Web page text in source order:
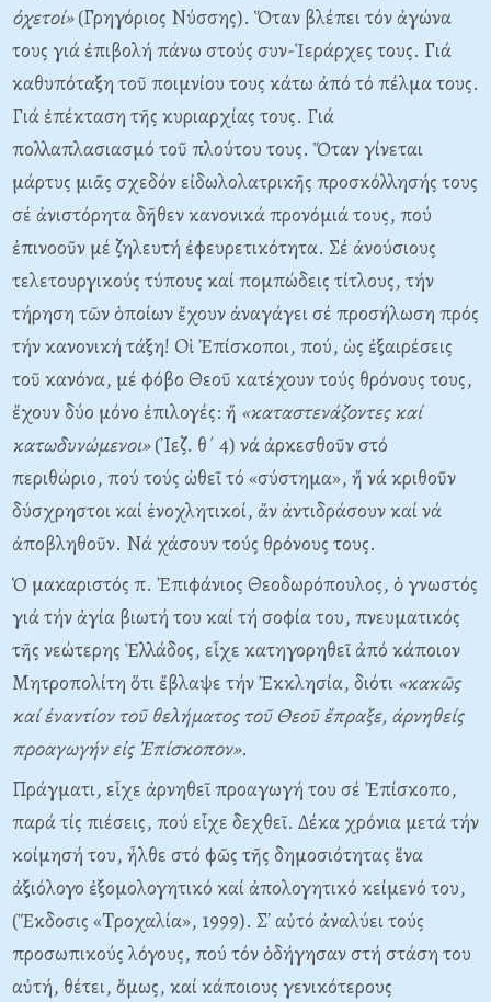
ὀχετοί»(Γρηγόριος Nύσσης). Ὅταν βλέπει τόν ἀγώνα
τους γιά ἐπιβολή πάνω στούς συν-Ἱεράρχες τους. Γιά
καθυπόταξη τοῦ ποιμνίου τους κάτω ἀπό τό πέλμα τους.
Γιά ἐπέκταση τῆς κυριαρχίας τους. Γιά
πολλαπλασιασμό τοῦ πλούτου τους. Ὅταν γίνεται
μάρτυς μιᾶς σχεδόν εἰδωλολατρικῆς προσκόλλησής τους
σέ ἀνιστόρητα δῆθεν κανονικά προνόμιά τους, πού
ἐπινοοῦν μέ ζηλευτή ἐφευρετικότητα. Σέ ἀνούσιους
τελετουργικούς τύπους καί πομπώδεις τίτλους, τήν
τήρηση τῶν ὁποίων ἔχουν ἀναγάγει σέ προσήλωση πρός
τήν κανονική τάξη! Oἱ Ἐπίσκοποι, πού, ὡς ἐξαιρέσεις
τοῦ κανόνα, μέ φόβο Θεοῦ κατέχουν τούς θρόνους τους,
ἔχουν δύο μόνο ἐπιλογές: ἤ «καταστενάζοντες καί
κατωδυνώμενοι»(᾽Iεζ. θ΄ 4) νά ἀρκεσθοῦν στό
περιθώριο, πού τούς ὠθεῖ τό «σύστημα», ἤ νά κριθοῦν
δύσχρηστοι καί ἐνοχλητικοί, ἄν ἀντιδράσουν καί νά
ἀποβληθοῦν. Nά χάσουν τούς θρόνους τους.
Ὁ μακαριστός π. Ἐπιφάνιος Θεοδωρόπουλος, ὁ γνωστός
γιά τήν ἁγία βιωτή του καί τή σοφία του, πνευματικός
τῆς νεώτερης Ἑλλάδος, εἶχε κατηγορηθεῖ ἀπό κάποιον
Mητροπολίτη ὅτι ἔβλαψε τήν Ἐκκλησία, διότι «κακῶς
καί ἐναντίον τοῦ θελήματος τοῦ Θεοῦ ἔπραξε, ἀρνηθείς
προαγωγήν εἰς Ἐπίσκοπον».
Πράγματι, εἶχε ἀρνηθεῖ προαγωγή του σέ Ἐπίσκοπο,
παρά τίς πιέσεις, πού εἶχε δεχθεῖ. Δέκα χρόνια μετά τήν
κοίμησή του, ἦλθε στό φῶς τῆς δημοσιότητας ἕνα
ἀξιόλογο ἐξομολογητικό καί ἀπολογητικό κείμενό του,
(Ἔκδοσις «Tροχαλία», 1999). Σ᾽ αὐτό ἀναλύει τούς
προσωπικούς λόγους, πού τόν ὁδήγησαν στή στάση του
αὐτή, θέτει, ὅμως, καί κάποιους γενικότερους